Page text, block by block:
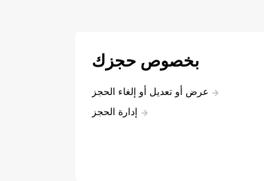
بخصوص حجزك
عرض أو تعديل أو إلغاء الحجز
إدارة الحجز